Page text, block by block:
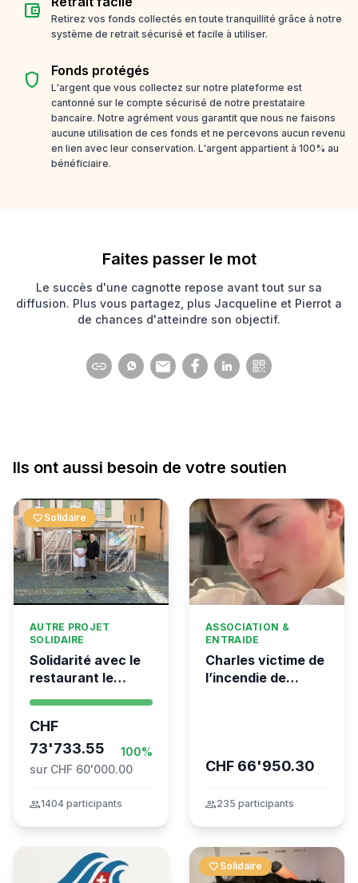
account_balance_wallet
Retirez vos fonds collectés en toute tranquillité grâce à notre
système de retrait sécurisé et facile à utiliser.
shield Fonds protégés
L'argent que vous collectez sur notre plateforme est
cantonné sur le compte sécurisé de notre prestataire
bancaire. Notre agrément vous garantit que nous ne faisons
aucune utilisation de ces fonds et ne percevons aucun revenu
en lien avec leur conservation. L'argent appartient à 100% au
bénéficiaire.
Faites passer le mot
Le succès d'une cagnotte repose avant tout sur sa
diffusion. Plus vous partagez, plus Jacqueline et Pierrot a
de chances d'atteindre son objectif.
Ils ont aussi besoin de votre soutien
favorite Solidaire
AUTRE PROJET
SOLIDAIRE
Solidarité avec le
restaurant le
CHF
73'733.55
100%
sur CHF 60'000.00
group1404 participants
ASSOCIATION &
ENTRAIDE
Charles victime de
l’incendie de
CHF 66'950.30
group235 participants
favorite Solidaire